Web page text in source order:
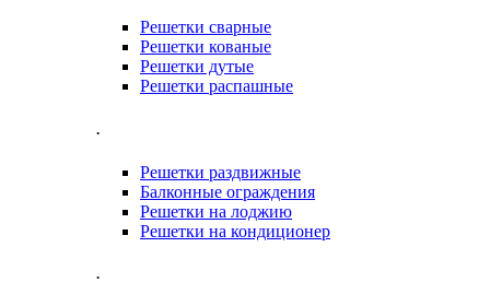
Решетки сварные
Решетки кованые
Решетки дутые
Решетки распашные
.
Решетки раздвижные
Балконные ограждения
Решетки на лоджию
Решетки на кондиционер
.